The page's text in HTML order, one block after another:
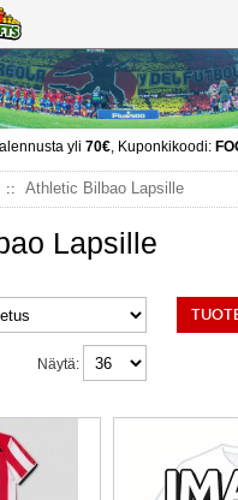
yli 70€, Kuponkikoodi:
Athletic Bilbao Lapsille
Lapsille
Näytä: